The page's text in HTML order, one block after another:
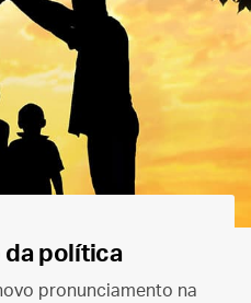
da política
pronunciamento na